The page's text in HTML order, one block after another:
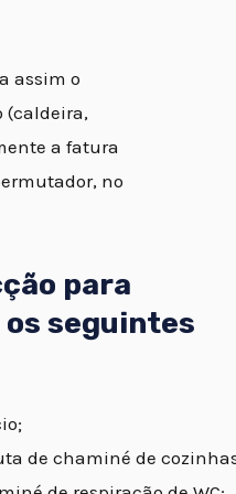
assim o
(caldeira,
a fatura
no
para
os seguintes
de chaminé de